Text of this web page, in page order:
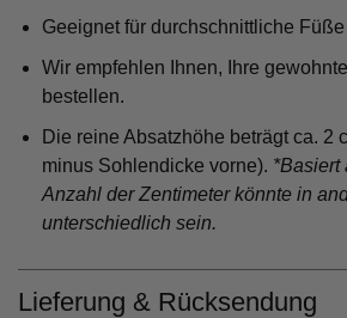
Geeignet für durchschnittliche Füße
Wir empfehlen Ihnen, Ihre
bestellen.
Die reine Absatzhöhe beträgt ca. 2
minus Sohlendicke vorne). *Basiert
Anzahl der Zentimeter könnte in
unterschiedlich sein.
Lieferung & Rücksendung